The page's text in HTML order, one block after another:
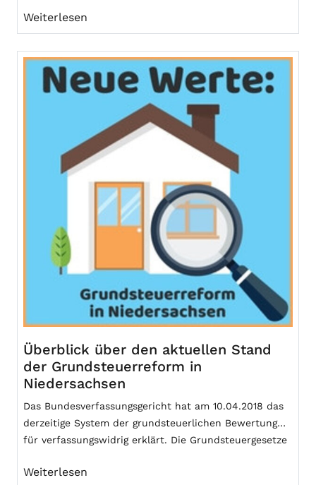
darauf ab, den Anteil erneuerbarer Energien am
Strommix bis 2030 auf mindestens 80 Prozent zu
steigern.
Weiterlesen
Überblick über den aktuellen Stand
der Grundsteuerreform in
Niedersachsen
Das Bundesverfassungsgericht hat am 10.04.2018 das
derzeitige System der grundsteuerlichen Bewertung
für verfassungswidrig erklärt. Die Grundsteuergesetze
Weiterlesen